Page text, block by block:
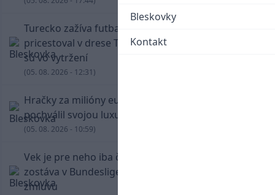
Bleskovky
Kontakt
Turecko zažíva futbalové šialenstvo! Salah
pricestoval v drese Trabzonsporu, fanúšikovia
sú vo vytržení
(05. 08. 2026 - 12:31)
Hračky za milióny eur! Cristiano Ronaldo sa
pochválil svojou luxusnou zbierkou áut
(05. 08. 2026 - 10:59)
Vek je pre neho iba číslo! Štyridsaťročný Džeko
zostáva v Bundeslige, so Schalke predĺžil
zmluvu